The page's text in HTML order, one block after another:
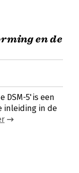
en de
DSM-5'is een
inleiding in de